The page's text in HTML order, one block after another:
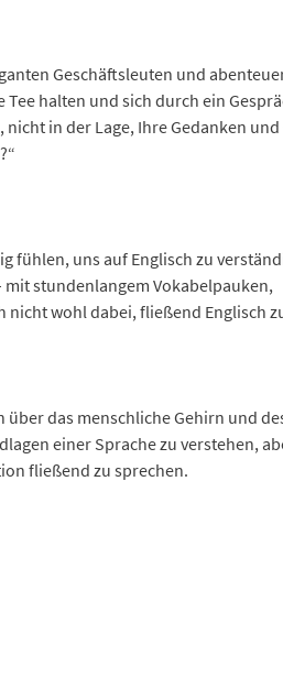
Geschäftsleuten und
halten und sich durch ein
in der Lage, Ihre Gedanken
fühlen, uns auf Englisch zu
mit stundenlangem Vokabelpauken,
wohl dabei, fließend Englisch
das menschliche Gehirn und
einer Sprache zu verstehen,
fließend zu sprechen.